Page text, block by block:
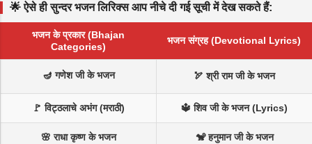
🌟 ऐसे ही सुन्दर भजन लिरिक्स आप नीचे दी गई सूची में देख सकते हैं:
भजन के प्रकार (Bhajan
Categories)
भजन संग्रह (Devotional Lyrics)
🪔 गणेश जी के भजन 🏹 श्री राम जी के भजन
🚩 विट्ठलाचे अभंग (मराठी) 🔱 शिव जी के भजन (Lyrics)
🌸 राधा कृष्ण के भजन 🐒 हनुमान जी के भजन